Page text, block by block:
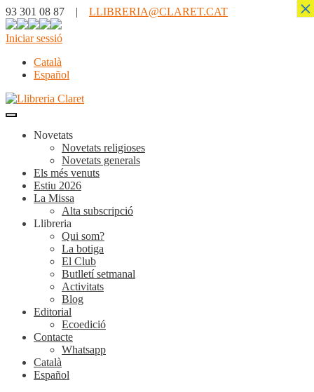
93 301 08 87 | LLIBRERIA@CLARET.CAT
Iniciar sessió
Català
Español
Novetats
Novetats religioses
Novetats generals
Els més venuts
Estiu 2026
La Missa
Alta subscripció
Llibreria
Qui som?
La botiga
El Club
Butlletí setmanal
Activitats
Blog
Editorial
Ecoedició
Contacte
Whatsapp
Català
Español
×